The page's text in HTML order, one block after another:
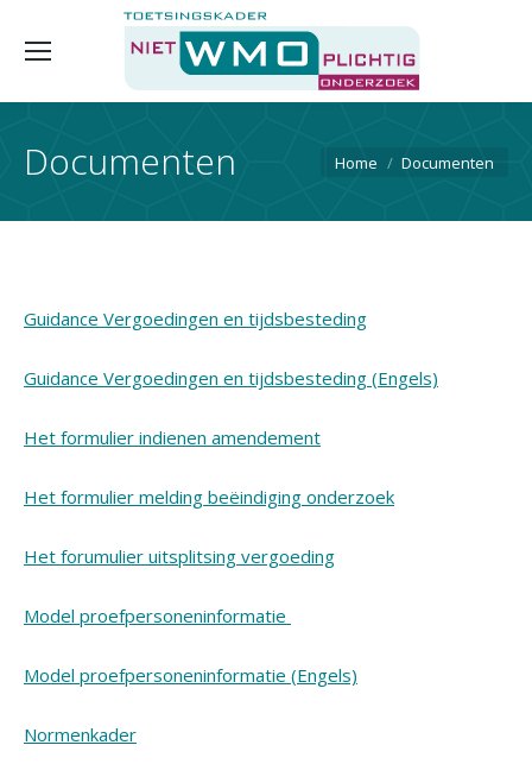
Documenten Je bent hier:
Home Documenten
Guidance Vergoedingen en tijdsbesteding
Guidance Vergoedingen en tijdsbesteding (Engels)
Het formulier indienen amendement
Het formulier melding beëindiging onderzoek
Het forumulier uitsplitsing vergoeding
Model proefpersoneninformatie
Model proefpersoneninformatie (Engels)
Normenkader